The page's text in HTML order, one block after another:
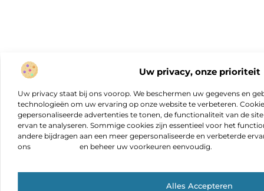
Uw privacy, onze prioriteit
Uw privacy staat bij ons voorop. We beschermen uw gegevens en
technologieën om uw ervaring op onze website te verbeteren.
gepersonaliseerde advertenties te tonen, de functionaliteit van de
ervan te analyseren. Sommige cookies zijn essentieel voor het
andere bijdragen aan een meer gepersonaliseerde en verbeterde
ons
en beheer uw voorkeuren eenvoudig.
Alles Accepteren